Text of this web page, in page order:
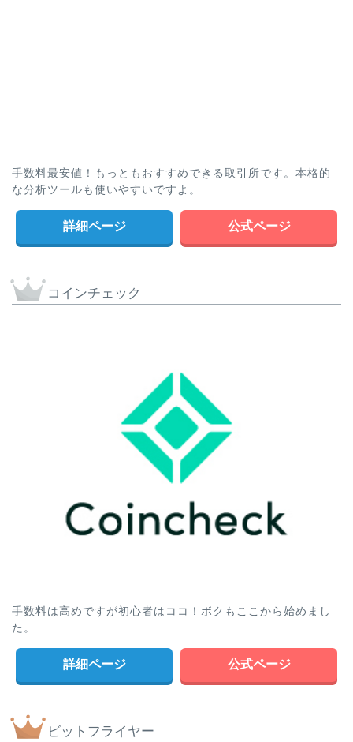
手数料最安値！もっともおすすめできる取引所です。本格的
な分析ツールも使いやすいですよ。
詳細ページ 公式ページ
コインチェック
手数料は高めですが初心者はココ！ボクもここから始めまし
た。
詳細ページ 公式ページ
ビットフライヤー